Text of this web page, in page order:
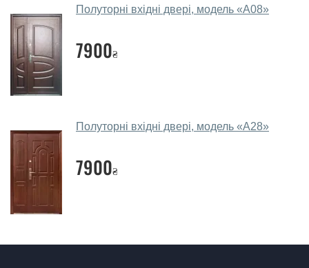
консультацію на виїзді. Кожен співробітник має із
собою каталоги кольорів та візерунків. Після виміру та
консультації Ви можете оформити заявку, не
відвідуючи наш офіс.
Скільки коштує викликати замірника?
Виклик замірника-консультанта коштує 450 грн.
Ви робите установку вуличних
Так робимо. Монтаж вуличних дверей проводиться
згідно з чергою, у всі дні крім неділі.
PPrestig?
Полуторні вхідні двері, модель «А08»
7900₴
Полуторні вхідні двері, модель «А28»
7900₴